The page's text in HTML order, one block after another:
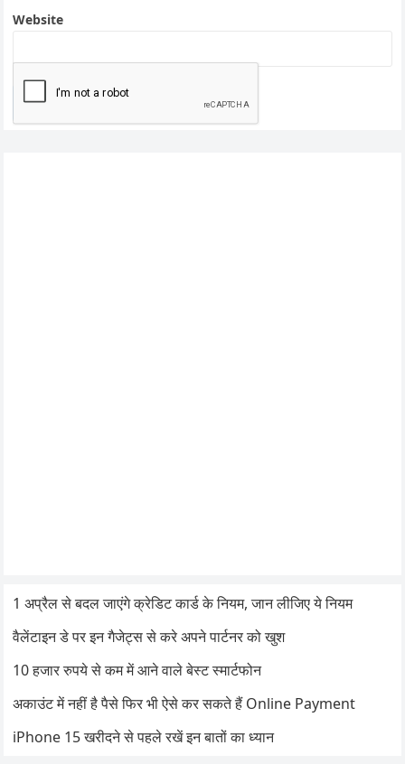
Website
1 अप्रैल से बदल जाएंगे क्रेडिट कार्ड के नियम, जान लीजिए ये नियम
वैलेंटाइन डे पर इन गैजेट्स से करे अपने पार्टनर को खुश
10 हजार रुपये से कम में आने वाले बेस्ट स्मार्टफोन
अकाउंट में नहीं है पैसे फिर भी ऐसे कर सकते हैं Online Payment
iPhone 15 खरीदने से पहले रखें इन बातों का ध्यान